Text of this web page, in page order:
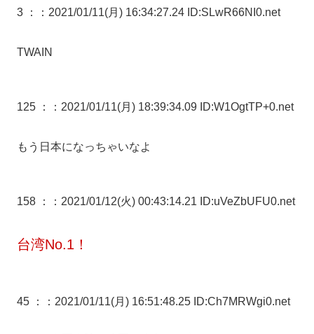
3 ： ：2021/01/11(月) 16:34:27.24 ID:SLwR66NI0.net
TWAIN
125 ： ：2021/01/11(月) 18:39:34.09 ID:W1OgtTP+0.net
もう日本になっちゃいなよ
158 ： ：2021/01/12(火) 00:43:14.21 ID:uVeZbUFU0.net
台湾No.1！
45 ： ：2021/01/11(月) 16:51:48.25 ID:Ch7MRWgi0.net